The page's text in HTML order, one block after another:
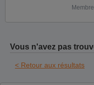
Vous n'avez pas
< Retour aux résultats